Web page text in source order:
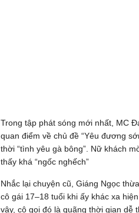
Trong tập phát sóng mới nhất, MC
quan điểm về chủ đề “Yêu đương
thời “tình yêu gà bông”. Nữ khách
thấy khá “ngốc nghếch”
Nhắc lại chuyện cũ, Giáng Ngọc
cô gái 17–18 tuổi khi ấy khác xa
vậy, cô gọi đó là quãng thời gian dễ